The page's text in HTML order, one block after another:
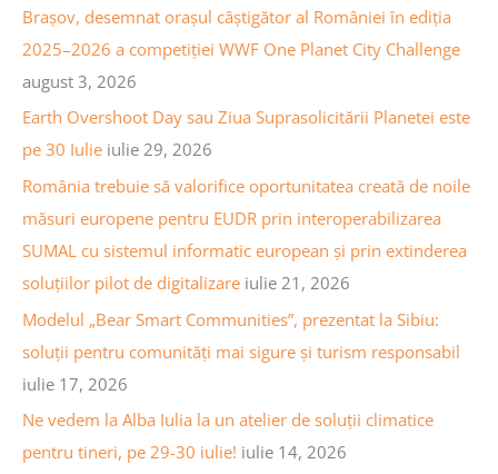
c
h
f
o
r
Brașov, desemnat orașul câștigător al României în ediția
2025–2026 a competiției WWF One Planet City Challenge
august 3, 2026
Earth Overshoot Day sau Ziua Suprasolicitării Planetei este
pe 30 Iulie iulie 29, 2026
România trebuie să valorifice oportunitatea creată de noile
măsuri europene pentru EUDR prin interoperabilizarea
SUMAL cu sistemul informatic european și prin extinderea
soluțiilor pilot de digitalizare iulie 21, 2026
Modelul „Bear Smart Communities”, prezentat la Sibiu:
soluții pentru comunități mai sigure și turism responsabil
iulie 17, 2026
Ne vedem la Alba Iulia la un atelier de soluții climatice
pentru tineri, pe 29-30 iulie! iulie 14, 2026
a
a
r
t
i
c
o
l
e